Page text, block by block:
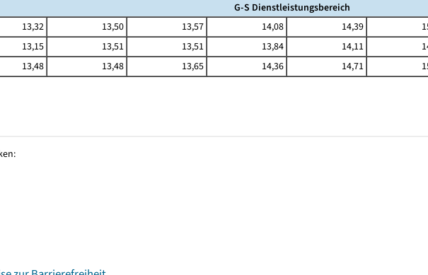
G-S Dienstleistungsbereich
13,32 13,50 13,57 14,08 14,39
13,15 13,51 13,51 13,84 14,11
13,48 13,48 13,65 14,36 14,71